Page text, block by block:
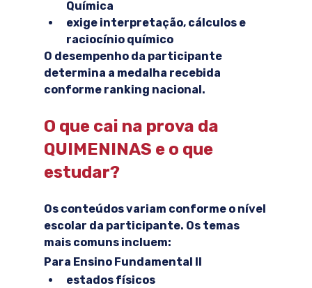
Química
exige interpretação, cálculos e
raciocínio químico
O desempenho da participante
determina a medalha recebida
conforme ranking nacional.
O que cai na prova da
QUIMENINAS e o que
estudar?
Os conteúdos variam conforme o nível
escolar da participante. Os temas
mais comuns incluem:
Para Ensino Fundamental II
estados físicos